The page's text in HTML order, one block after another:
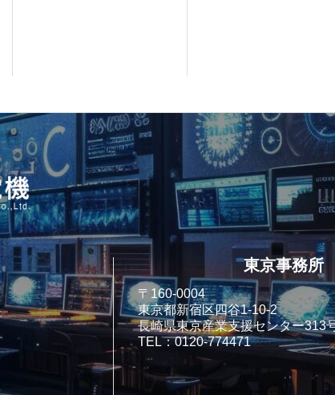
東京事務所
〒160-0004
東京都新宿区四谷1-10-2
長崎県東京産業支援センター313
TEL：0120-774471